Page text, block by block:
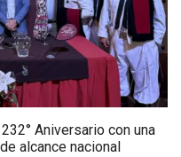
Aniversario con una
alcance nacional